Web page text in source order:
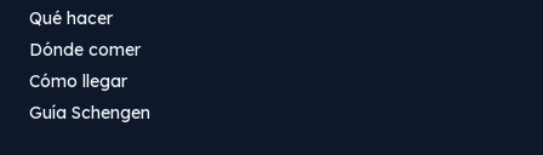
Qué hacer
Dónde comer
Cómo llegar
Guía Schengen